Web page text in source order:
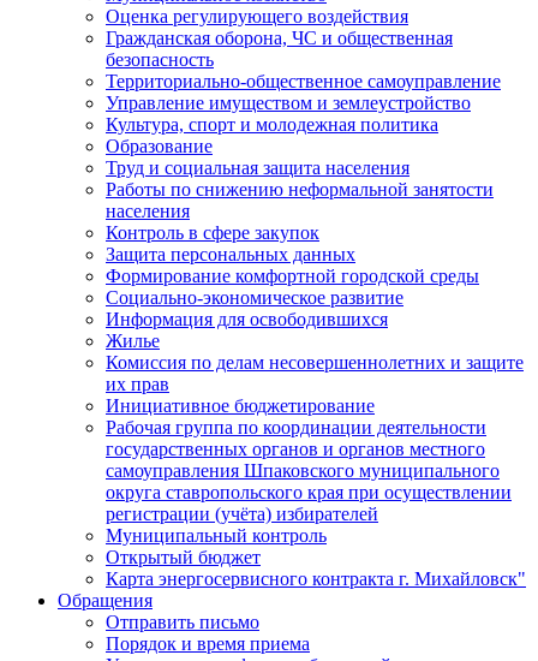
Оценка регулирующего воздействия
Гражданская оборона, ЧС и общественная
безопасность
Территориально-общественное самоуправление
Управление имуществом и землеустройство
Культура, спорт и молодежная политика
Образование
Труд и социальная защита населения
Работы по снижению неформальной занятости
населения
Контроль в сфере закупок
Защита персональных данных
Формирование комфортной городской среды
Социально-экономическое развитие
Информация для освободившихся
Жилье
Комиссия по делам несовершеннолетних и защите
их прав
Инициативное бюджетирование
Рабочая группа по координации деятельности
государственных органов и органов местного
самоуправления Шпаковского муниципального
округа ставропольского края при осуществлении
регистрации (учёта) избирателей
Муниципальный контроль
Открытый бюджет
Карта энергосервисного контракта г. Михайловск"
Обращения
Отправить письмо
Порядок и время приема